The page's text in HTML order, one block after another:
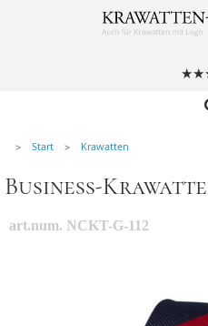
Alle Accessoires
Stoffmasken
Start Krawatten
Business-
art.num. NCKT-G-112